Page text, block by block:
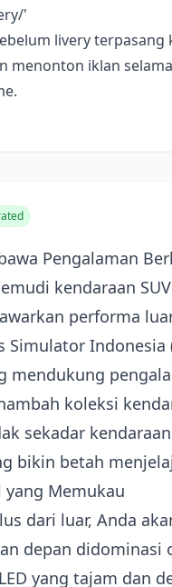
'
livery
menonton iklan
Pengalaman
kendaraan
performa
Simulator
koleksi
sekadar
bikin betah
yang Memukau
dari luar, Anda
depan didominasi
yang tajam dan